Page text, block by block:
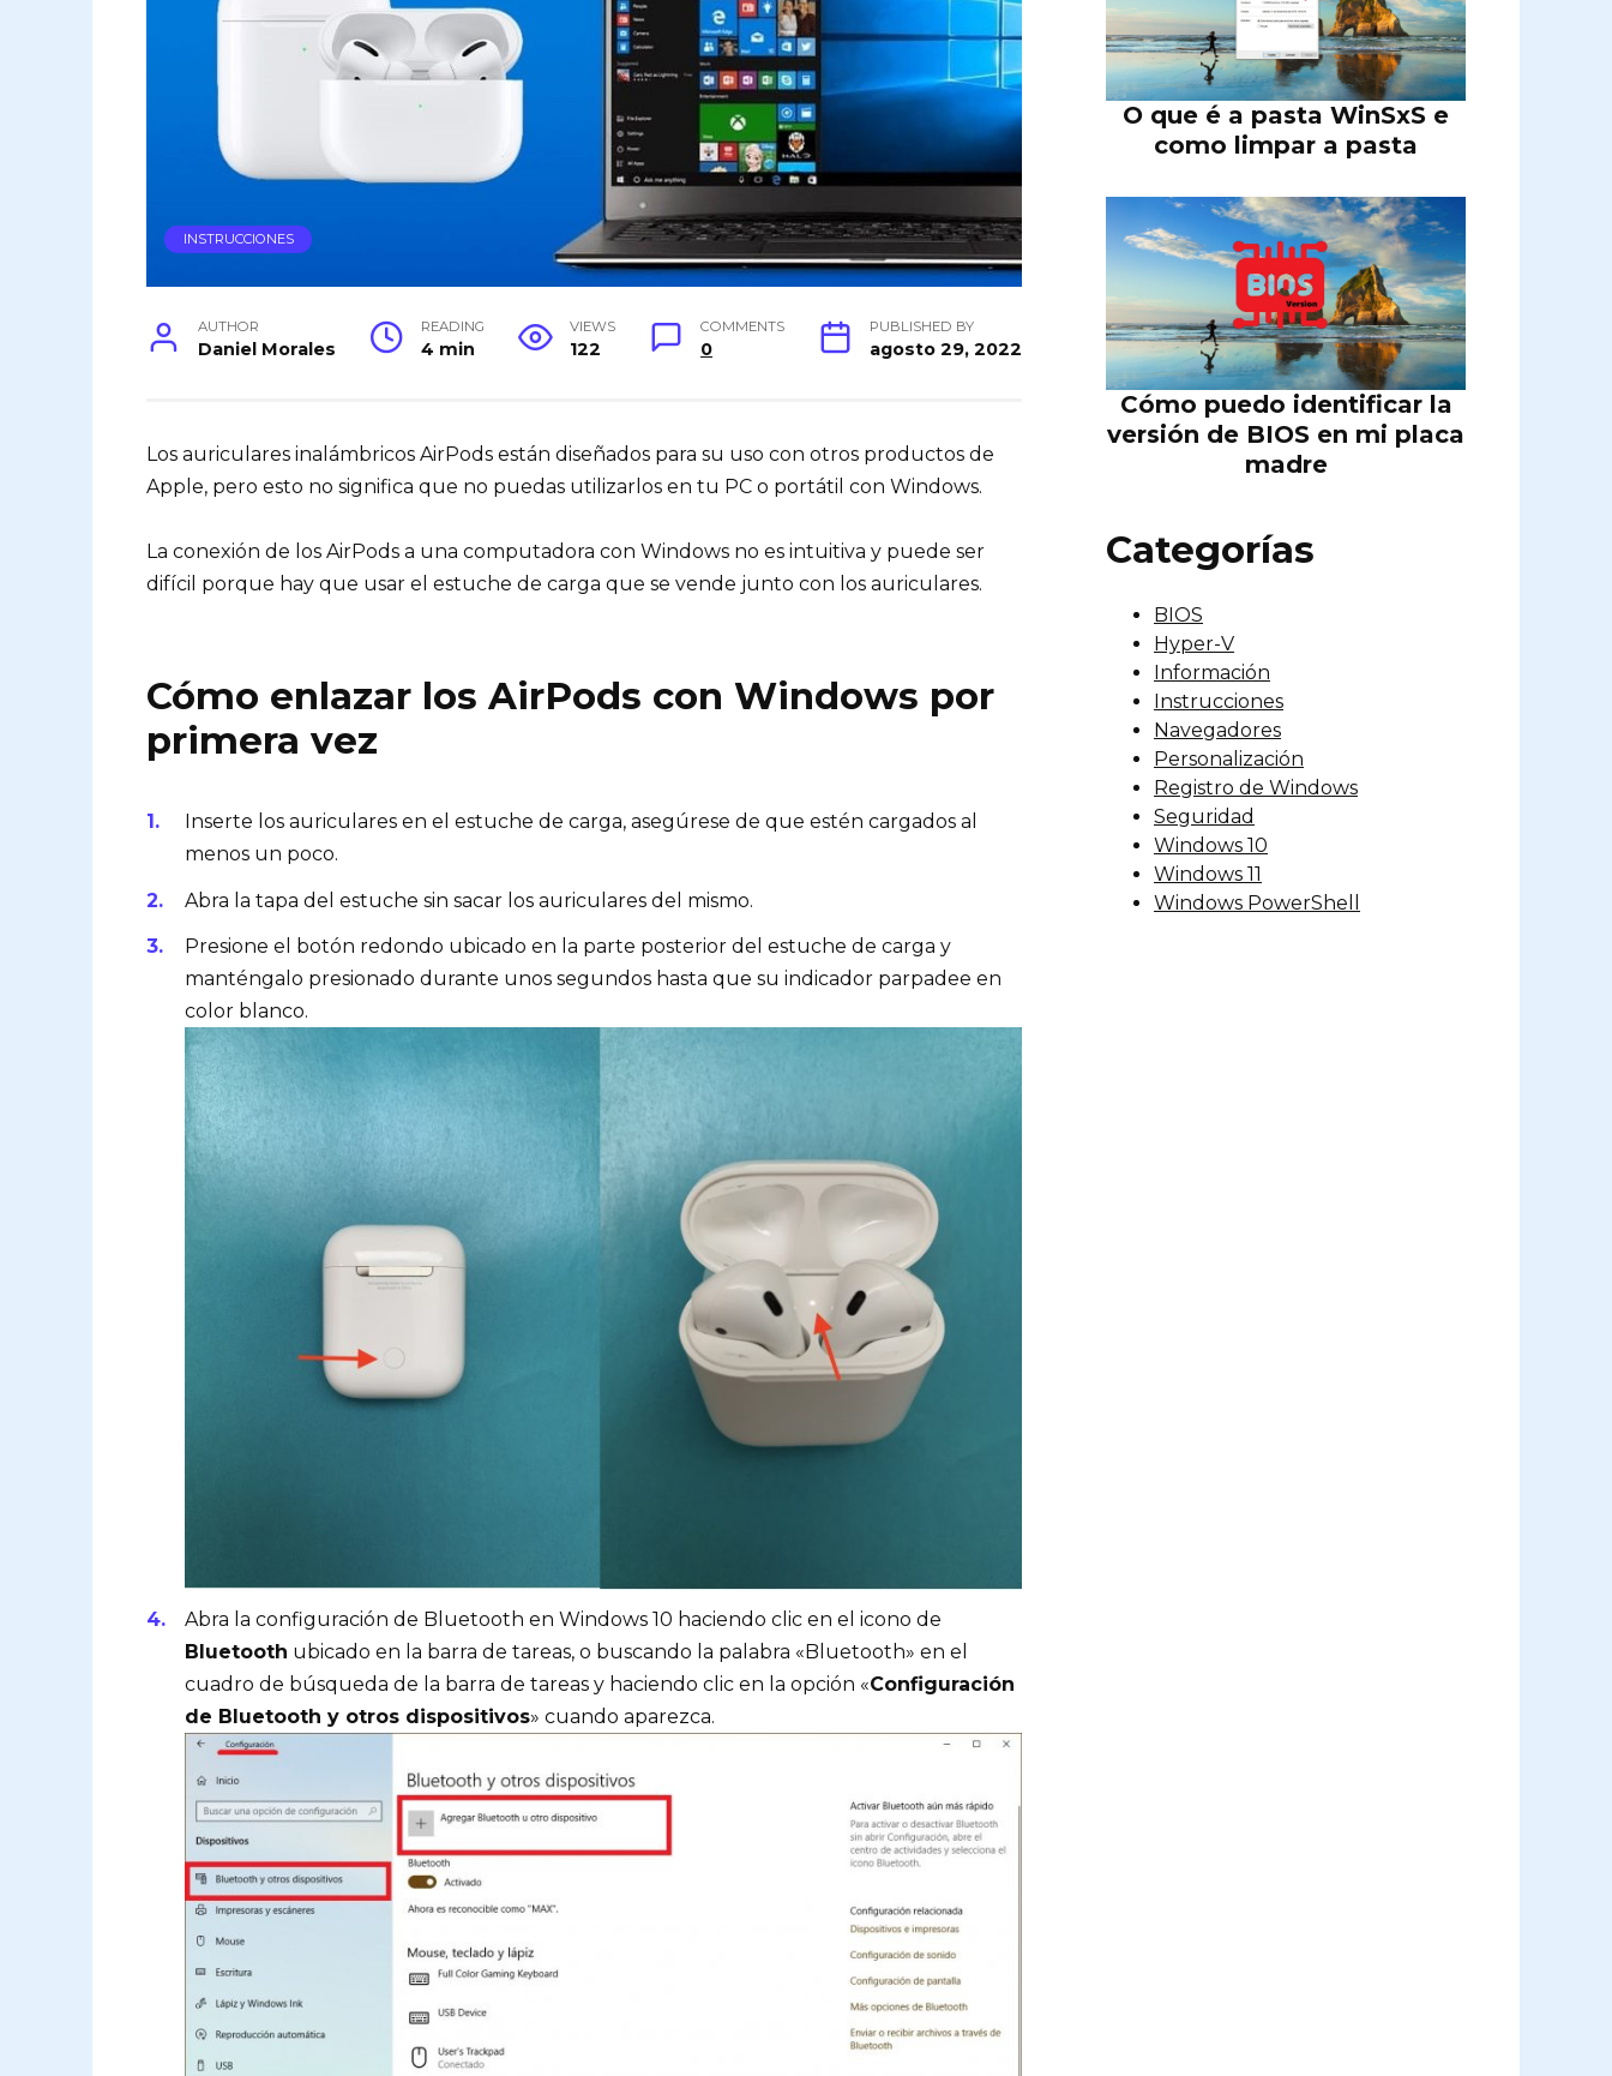
INSTRUCCIONES
AUTHOR
Daniel Morales
READING
4 min
VIEWS
122
COMMENTS
0
PUBLISHED BY
agosto 29, 2022
Los auriculares inalámbricos AirPods están diseñados para su uso con otros productos de
Apple, pero esto no significa que no puedas utilizarlos en tu PC o portátil con Windows.
La conexión de los AirPods a una computadora con Windows no es intuitiva y puede ser
difícil porque hay que usar el estuche de carga que se vende junto con los auriculares.
Cómo enlazar los AirPods con Windows por
primera vez
Inserte los auriculares en el estuche de carga, asegúrese de que estén cargados al
menos un poco.
Abra la tapa del estuche sin sacar los auriculares del mismo.
Presione el botón redondo ubicado en la parte posterior del estuche de carga y
manténgalo presionado durante unos segundos hasta que su indicador parpadee en
color blanco.
Abra la configuración de Bluetooth en Windows 10 haciendo clic en el icono de
Bluetooth ubicado en la barra de tareas, o buscando la palabra «Bluetooth» en el
cuadro de búsqueda de la barra de tareas y haciendo clic en la opción «Configuración
de Bluetooth y otros dispositivos» cuando aparezca.
O que é a pasta WinSxS e
como limpar a pasta
Cómo puedo identificar la
versión de BIOS en mi placa
madre
Categorías
BIOS
Hyper-V
Información
Instrucciones
Navegadores
Personalización
Registro de Windows
Seguridad
Windows 10
Windows 11
Windows PowerShell